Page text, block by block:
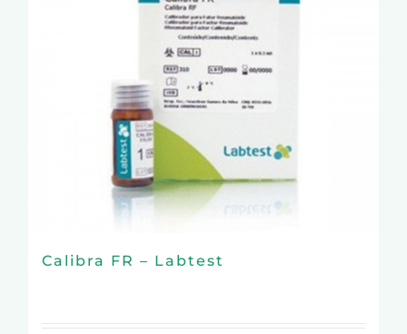
Calibra FR – Labtest